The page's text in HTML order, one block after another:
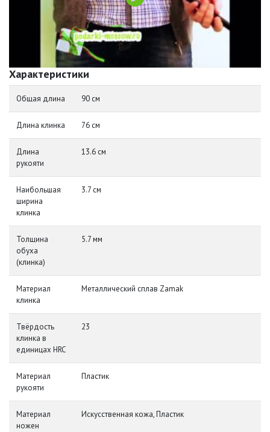
Характеристики
Общая длина 90 см
Длина клинка 76 см
Длина
рукояти
13.6 см
Наибольшая
ширина
клинка
3.7 см
Толщина
обуха
(клинка)
5.7 мм
Материал
клинка
Металлический сплав Zamak
Твёрдость
клинка в
единицах HRC
23
Материал
рукояти
Пластик
Материал
ножен
Искусственная кожа, Пластик